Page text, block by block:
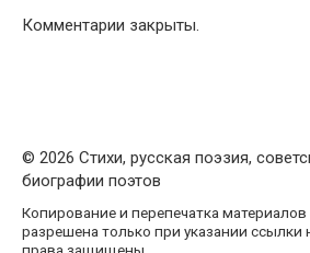
Комментарии закрыты.
© 2026 Стихи, русская поэзия,
биографии поэтов
Копирование и перепечатка материалов
разрешена только при указании ссылки